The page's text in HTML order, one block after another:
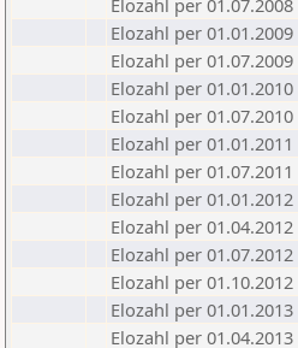
Elozahl per 01.07.2008
Elozahl per 01.01.2009
Elozahl per 01.07.2009
Elozahl per 01.01.2010
Elozahl per 01.07.2010
Elozahl per 01.01.2011
Elozahl per 01.07.2011
Elozahl per 01.01.2012
Elozahl per 01.04.2012
Elozahl per 01.07.2012
Elozahl per 01.10.2012
Elozahl per 01.01.2013
Elozahl per 01.04.2013